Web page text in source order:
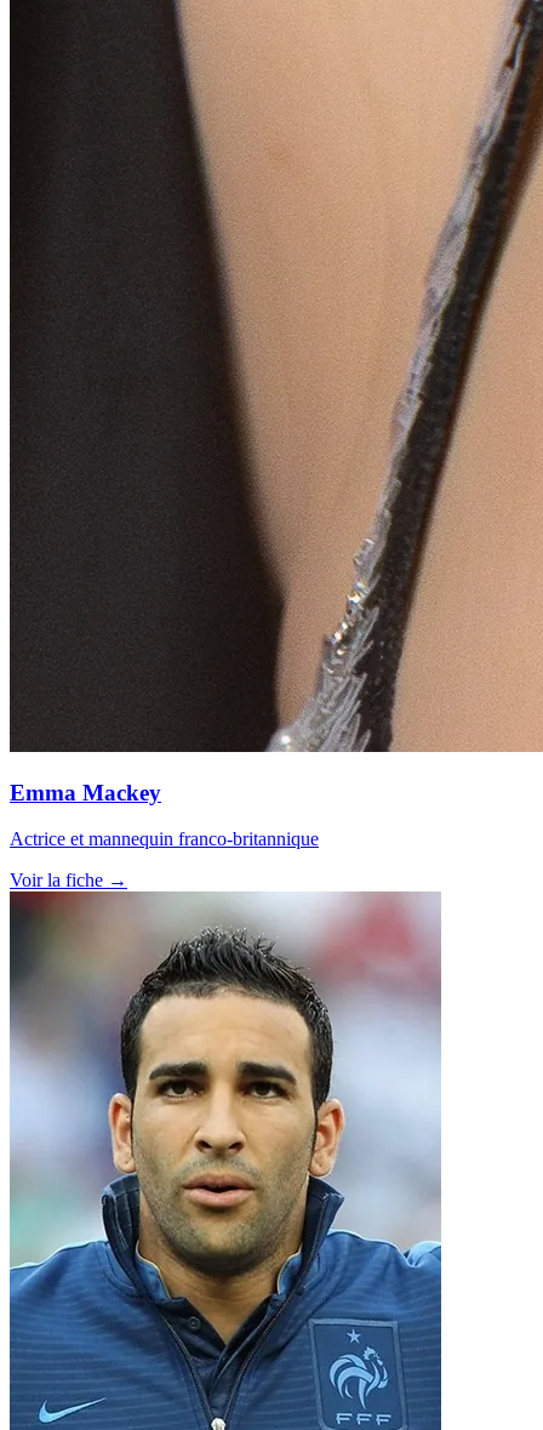
Emma Mackey
Actrice et mannequin franco-britannique
Voir la fiche →